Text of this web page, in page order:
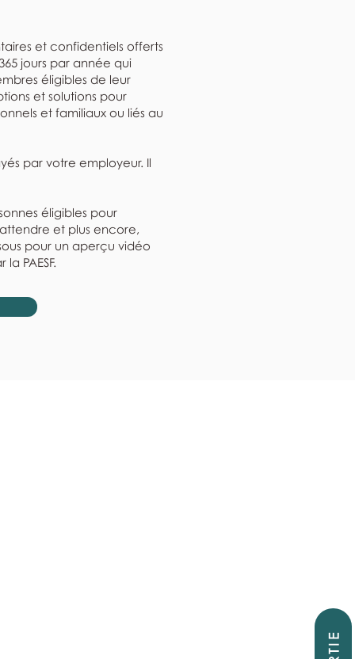
et confidentiels offerts
jours par année qui
éligibles de leur
et solutions pour
et familiaux ou liés au
par votre employeur. Il
éligibles pour
et plus encore,
pour un aperçu vidéo
PAESF.